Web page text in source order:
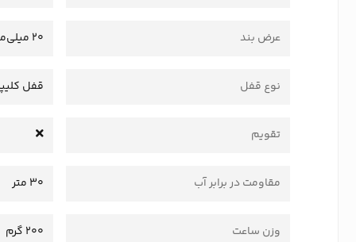
عرض بند 20 میلی‌متر
نوع قفل قفل
تقویم
مقاومت در برابر آب 30 متر
وزن ساعت 200 گرم